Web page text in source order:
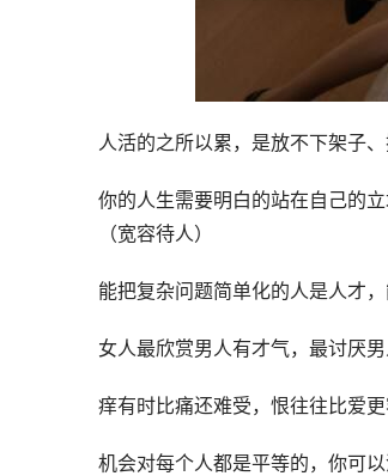
人活的之所以累，是放不下架子
你的人生需要明白的站在自己的
（宽容待人）
能把复杂问题简单化的人是人才
女人最欣赏男人有才气，最讨厌
痒有时比痛还难受，恨往往比爱更
机会对每个人都是平等的，你可